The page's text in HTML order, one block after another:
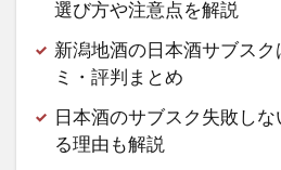
選び方や注意点を解説
新潟地酒の日本酒サブスク
ミ・評判まとめ
日本酒のサブスク失敗し
る理由も解説